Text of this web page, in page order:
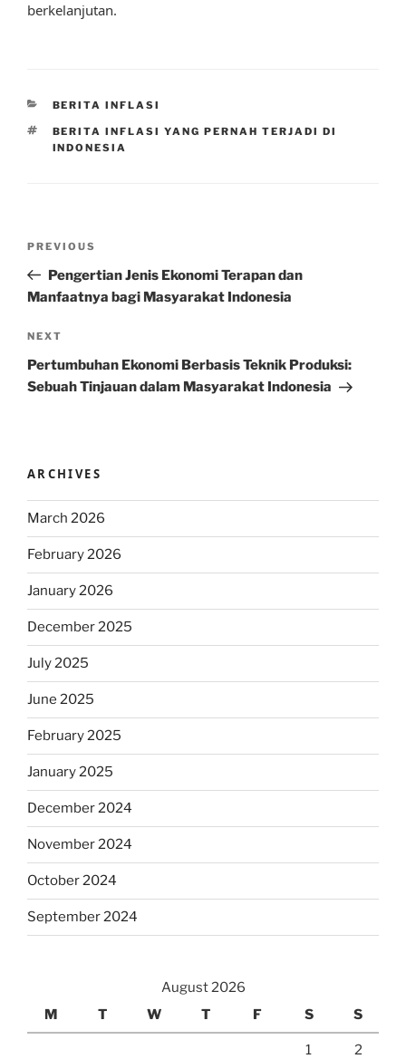
berkelanjutan.
CATEGORIES
BERITA INFLASI
TAGS
BERITA INFLASI YANG PERNAH TERJADI DI
INDONESIA
Previous
Post
PREVIOUS
Pengertian Jenis Ekonomi Terapan dan
Manfaatnya bagi Masyarakat Indonesia
Next
Post
NEXT
Pertumbuhan Ekonomi Berbasis Teknik Produksi:
Sebuah Tinjauan dalam Masyarakat Indonesia
ARCHIVES
March 2026
February 2026
January 2026
December 2025
July 2025
June 2025
February 2025
January 2025
December 2024
November 2024
October 2024
September 2024
August 2026
M
T W T F S S
1 2